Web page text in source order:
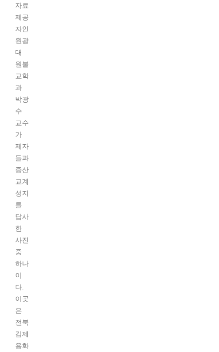
자료
제공
자인
원광
대
원불
교학
과
박광
수
교수
가
제자
들과
증산
교계
성지
를
답사
한
사진
중
하나
이
다.
이곳
은
전북
김제
용화